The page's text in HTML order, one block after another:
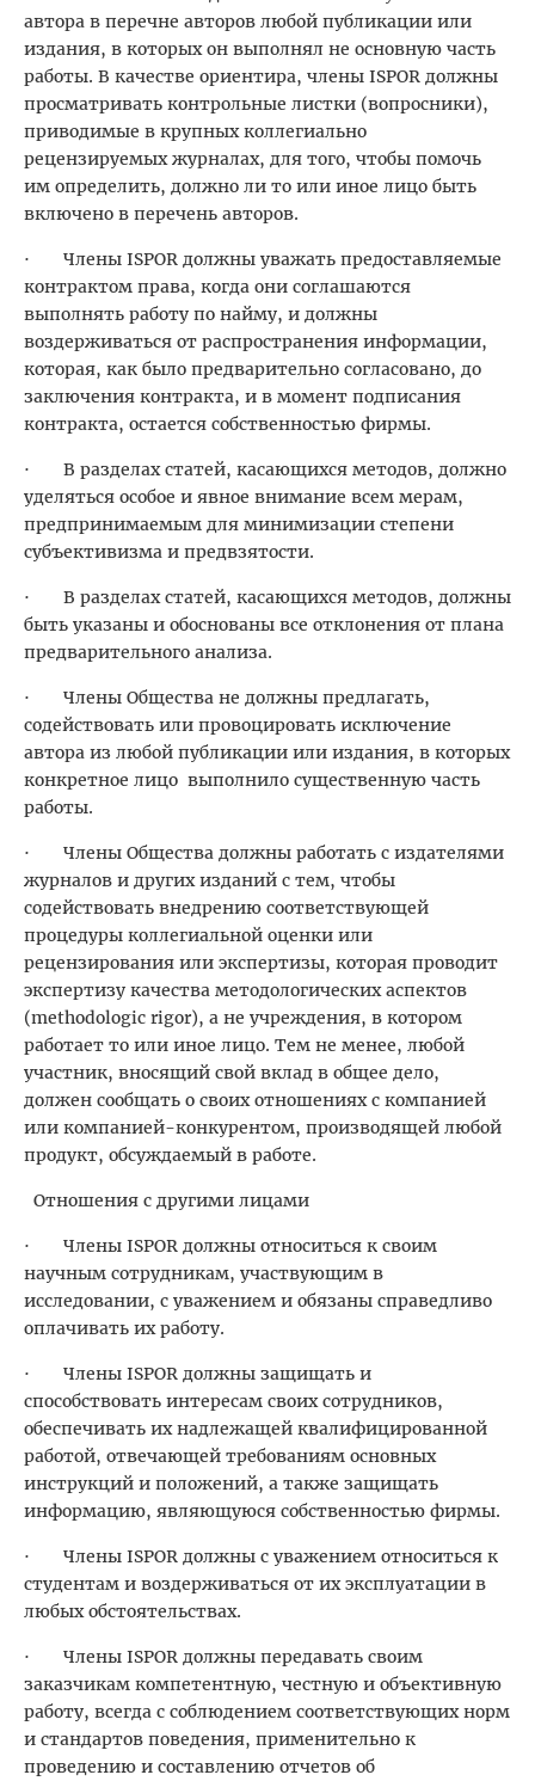
автора в перечне авторов любой публикации или
издания, в которых он выполнял не основную часть
работы. В качестве ориентира, члены ISPOR должны
просматривать контрольные листки (вопросники),
приводимые в крупных коллегиально
рецензируемых журналах, для того, чтобы помочь
им определить, должно ли то или иное лицо быть
включено в перечень авторов.
· Члены ISPOR должны уважать предоставляемые
контрактом права, когда они соглашаются
выполнять работу по найму, и должны
воздерживаться от распространения информации,
которая, как было предварительно согласовано, до
заключения контракта, и в момент подписания
контракта, остается собственностью фирмы.
· В разделах статей, касающихся методов, должно
уделяться особое и явное внимание всем мерам,
предпринимаемым для минимизации степени
субъективизма и предвзятости.
· В разделах статей, касающихся методов, должны
быть указаны и обоснованы все отклонения от плана
предварительного анализа.
· Члены Общества не должны предлагать,
содействовать или провоцировать исключение
автора из любой публикации или издания, в которых
конкретное лицо выполнило существенную часть
работы.
· Члены Общества должны работать с издателями
журналов и других изданий с тем, чтобы
содействовать внедрению соответствующей
процедуры коллегиальной оценки или
рецензирования или экспертизы, которая проводит
экспертизу качества методологических аспектов
(methodologic rigor), а не учреждения, в котором
работает то или иное лицо. Тем не менее, любой
участник, вносящий свой вклад в общее дело,
должен сообщать о своих отношениях с компанией
или компанией-конкурентом, производящей любой
продукт, обсуждаемый в работе.
Отношения с другими лицами
· Члены ISPOR должны относиться к своим
научным сотрудникам, участвующим в
исследовании, с уважением и обязаны справедливо
оплачивать их работу.
· Члены ISPOR должны защищать и
способствовать интересам своих сотрудников,
обеспечивать их надлежащей квалифицированной
работой, отвечающей требованиям основных
инструкций и положений, а также защищать
информацию, являющуюся собственностью фирмы.
· Члены ISPOR должны с уважением относиться к
студентам и воздерживаться от их эксплуатации в
любых обстоятельствах.
· Члены ISPOR должны передавать своим
заказчикам компетентную, честную и объективную
работу, всегда с соблюдением соответствующих норм
и стандартов поведения, применительно к
проведению и составлению отчетов об